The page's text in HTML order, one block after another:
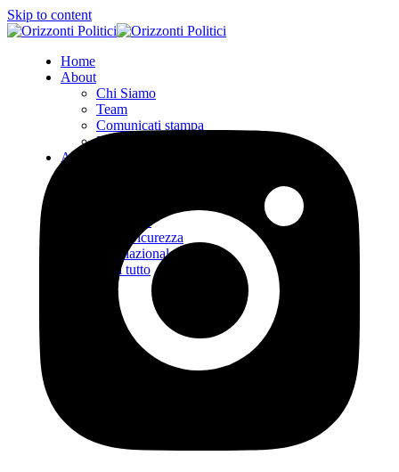
Skip to content
Home
About
Chi Siamo
Team
Comunicati stampa
Entra in OriPo
Analisi e Ricerca
Desk Sicurezza
Internazionale
Vedi tutto
PROMPT